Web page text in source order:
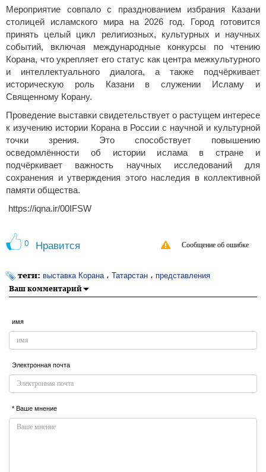
Мероприятие совпало с празднованием избрания Казани
столицей исламского мира на 2026 год. Город готовится
принять целый цикл религиозных, культурных и научных
событий, включая международные конкурсы по чтению
Корана, что укрепляет его статус как центра межкультурного
и интеллектуального диалога, а также подчёркивает
историческую роль Казани в служении Исламу и
Священному Корану.
Проведение выставки свидетельствует о растущем интересе
к изучению истории Корана в России с научной и культурной
точки зрения. Это способствует повышению
осведомлённости об истории ислама в стране и
подчёркивает важность научных исследований для
сохранения и утверждения этого наследия в коллективной
памяти общества.
https://iqna.ir/00IFSW
0 Нравится Сообщение об ошибке
теги: выставка Корана ، Татарстан ، представления
Ваш комментарий
имя
Электронная почта
* Ваше мнение